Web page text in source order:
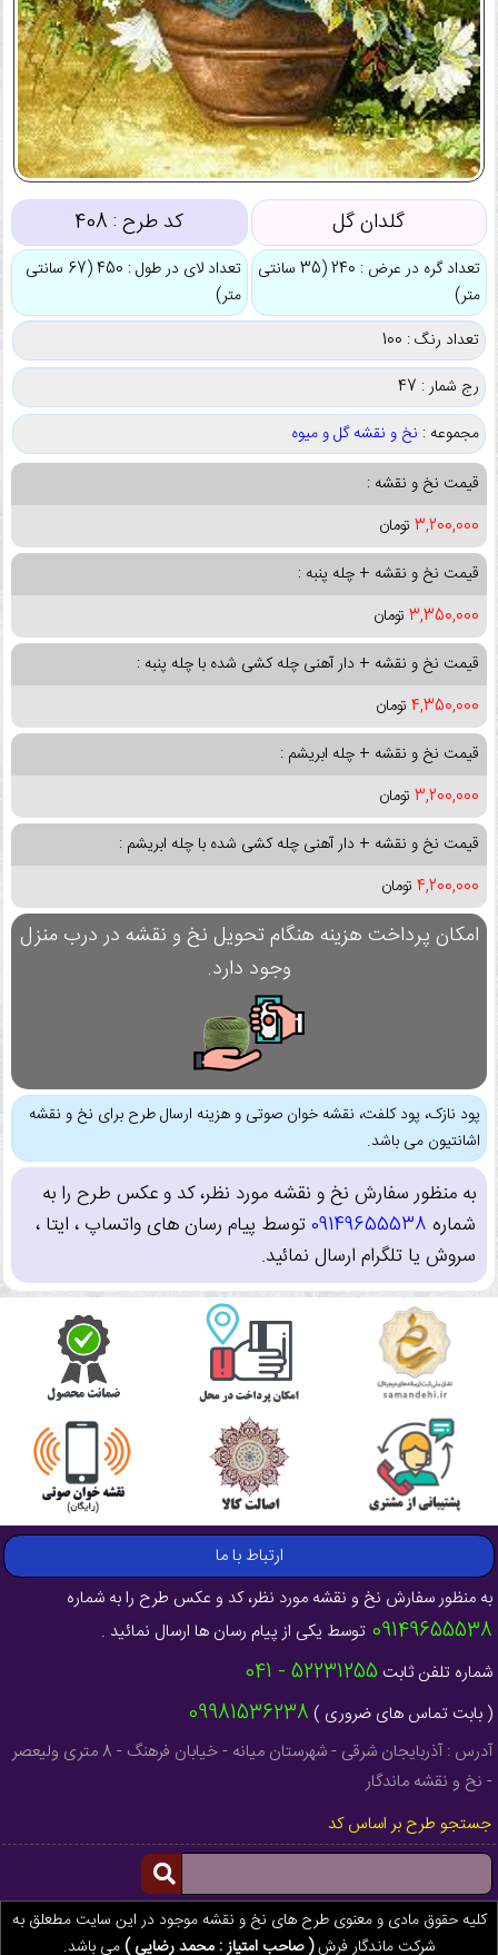
گلدان گل کد طرح : 408
تعداد گره در عرض : 240 (35 سانتی
متر)
تعداد لای در طول : 450 (67 سانتی
متر)
تعداد رنگ : 100
رج شمار : 47
مجموعه : نخ و نقشه گل و میوه
قیمت نخ و نقشه :
3,200,000 تومان
قیمت نخ و نقشه + چله پنبه :
3,350,000 تومان
قیمت نخ و نقشه + دار آهنی چله کشی شده با چله پنبه :
4,350,000 تومان
قیمت نخ و نقشه + چله ابریشم :
3,200,000 تومان
قیمت نخ و نقشه + دار آهنی چله کشی شده با چله ابریشم :
4,200,000 تومان
امکان پرداخت هزینه هنگام تحویل نخ و نقشه در درب منزل
وجود دارد.
پود نازک، پود کلفت، نقشه خوان صوتی و هزینه ارسال طرح برای نخ و نقشه
اشانتیون می باشد.
به منظور سفارش نخ و نقشه مورد نظر، کد و عکس طرح را به
شماره 09149655538توسط پیام رسان های واتساپ ، ایتا ،
سروش یا تلگرام ارسال نمائید.
ارتباط با ما
به منظور سفارش نخ و نقشه مورد نظر، کد و عکس طرح را به شماره
09149655538 توسط یکی از پیام رسان ها ارسال نمائید .
شماره تلفن ثابت 52231255 - 041
( بابت تماس های ضروری ) 09981536238
آدرس : آذربایجان شرقی - شهرستان میانه - خیابان فرهنگ - 8 متری ولیعصر
- نخ و نقشه ماندگار
جستجو طرح بر اساس کد
کلیه حقوق مادی و معنوی طرح های نخ و نقشه موجود در این سایت مطعلق به
شرکت ماندگار فرش( صاحب امتیاز : محمد رضایی )می باشد.